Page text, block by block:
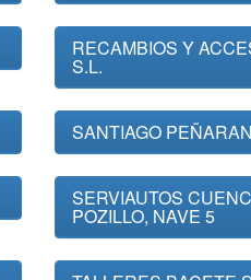
RECAMBIOS Y
S.L.
SANTIAGO
SERVIAUTOS
POZILLO, NAVE 5